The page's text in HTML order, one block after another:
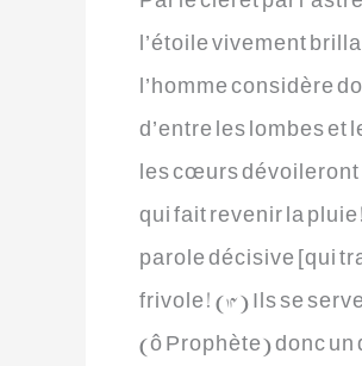
l’étoile vivement
l’homme considère
d’entre les lombes
les cœurs dévoileront
qui fait revenir la
parole décisive [qui
frivole! (14) Ils se
(ô Prophète) donc